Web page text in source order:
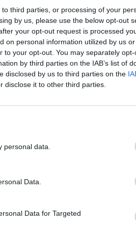
third parties, or processing of your
by us, please use the below opt-out
your opt-out request is processed
on personal information utilized by us
to your opt-out. You may separately
by third parties on the IAB’s list of
disclosed by us to third parties on the
disclose it to other third parties.
personal data.
Data.
Data for Targeted
Kezelő Központ, hogy
jelentése 2020-ra, kedd
megbízta Magyarország a
zöld kínai kötvény
kötvény kibocsátási lehetőséget
zöld kötvény kibocsátási
volt benne...